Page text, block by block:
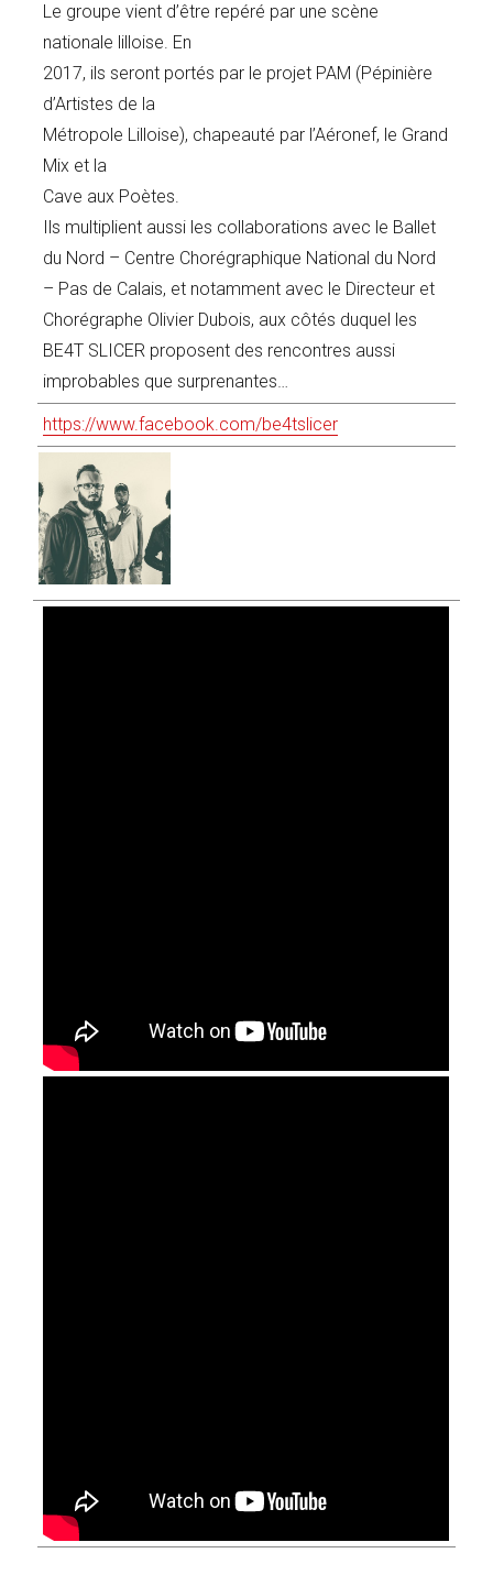
Le groupe vient d’être repéré par une scène
nationale lilloise. En
2017, ils seront portés par le projet PAM (Pépinière
d’Artistes de la
Métropole Lilloise), chapeauté par l’Aéronef, le Grand
Mix et la
Cave aux Poètes.
Ils multiplient aussi les collaborations avec le Ballet
du Nord – Centre Chorégraphique National du Nord
– Pas de Calais, et notamment avec le Directeur et
Chorégraphe Olivier Dubois, aux côtés duquel les
BE4T SLICER proposent des rencontres aussi
improbables que surprenantes…
https://www.facebook.com/be4tslicer